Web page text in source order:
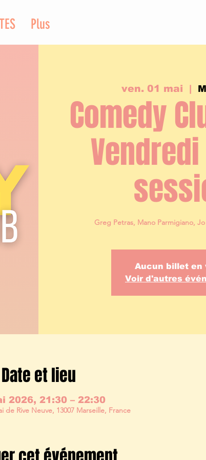
Plus
ven. 01 mai
  |
Comedy
Greg Petras, Mano Parmigiano,
Aucun billet en
Voir d'autres
Date et lieu
2026, 21:30 – 22:30
de Rive Neuve, 13007 Marseille, France